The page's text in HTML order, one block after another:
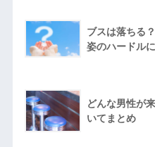
ブスは落ちる
姿のハードル
どんな男性が
いてまとめ